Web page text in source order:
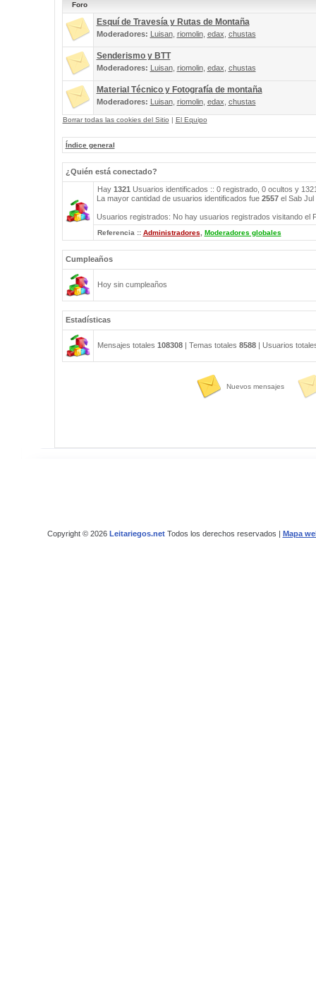
Foro
Esquí de Travesía y Rutas de Montaña
Moderadores: Luisan, riomolin, edax chustas
Senderismo y BTT
Moderadores: Luisan, riomolin, edax chustas
Material Técnico y Fotografía de montaña
Moderadores: Luisan, riomolin, edax chustas
Borrar todas las cookies del Sitio | El Equipo
Índice general
¿Quién está conectado?
Hay 1321 Usuarios identificados :: 0 registrado, 0 ocultos y
La mayor cantidad de usuarios identificados fue 2557el Sab Jul
Usuarios registrados: No hay usuarios registrados visitando el
Referencia :: Administradores Moderadores globales
Cumpleaños
Hoy sin cumpleaños
Estadísticas
Mensajes totales 108308| Temas totales 8588| Usuarios
Nuevos mensajes
Copyright © 2026 Leitariegos.netTodos los derechos reservados | Mapa